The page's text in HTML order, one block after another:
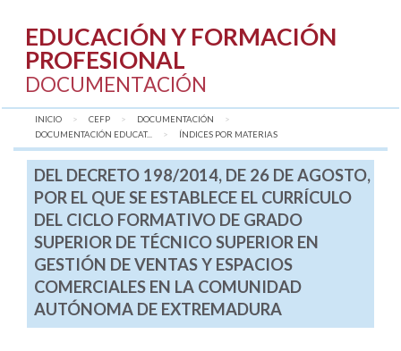
EDUCACIÓN Y FORMACIÓN
PROFESIONAL
DOCUMENTACIÓN
INICIO CEFP
DOCUMENTACIÓN
DOCUMENTACIÓN EDUCAT...
AQUÍ:
ÍNDICES POR MATERIAS
DEL DECRETO 198/2014, DE 26 DE AGOSTO,
POR EL QUE SE ESTABLECE EL CURRÍCULO
DEL CICLO FORMATIVO DE GRADO
SUPERIOR DE TÉCNICO SUPERIOR EN
GESTIÓN DE VENTAS Y ESPACIOS
COMERCIALES EN LA COMUNIDAD
AUTÓNOMA DE EXTREMADURA